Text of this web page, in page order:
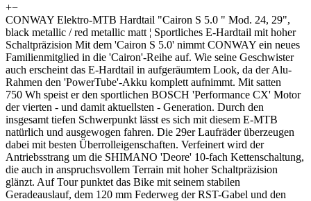
+−
CONWAY Elektro-MTB Hardtail "Cairon S 5.0 " Mod. 24, 29",
black metallic / red metallic matt ¦ Sportliches E-Hardtail mit hoher
Schaltpräzision Mit dem 'Cairon S 5.0' nimmt CONWAY ein neues
Familienmitglied in die 'Cairon'-Reihe auf. Wie seine Geschwister
auch erscheint das E-Hardtail in aufgeräumtem Look, da der Alu-
Rahmen den 'PowerTube'-Akku komplett aufnimmt. Mit satten
750 Wh speist er den sportlichen BOSCH 'Performance CX' Motor
der vierten - und damit aktuellsten - Generation. Durch den
insgesamt tiefen Schwerpunkt lässt es sich mit diesem E-MTB
natürlich und ausgewogen fahren. Die 29er Laufräder überzeugen
dabei mit besten Überrolleigenschaften. Verfeinert wird der
Antriebsstrang um die SHIMANO 'Deore' 10-fach Kettenschaltung,
die auch in anspruchsvollem Terrain mit hoher Schaltpräzision
glänzt. Auf Tour punktet das Bike mit seinem stabilen
Geradeauslauf, dem 120 mm Federweg der RST-Gabel und den